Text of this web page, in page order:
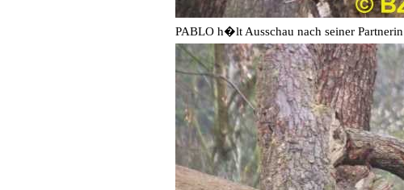
PABLO h�lt Ausschau nach seiner